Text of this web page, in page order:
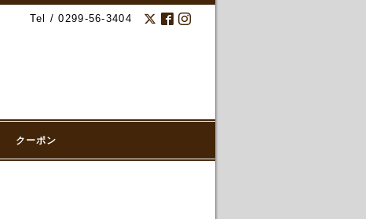
Tel / 0299-56-3404
クーポン